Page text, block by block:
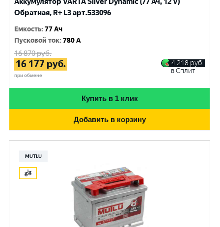
Обратная, R+ L3 арт.533096
Емкость:77 Ач
Пусковой ток:780 A
16 870руб.
16 177 руб.
при обмене
4 218 руб.
в Сплит
Купить в 1 клик
Добавить в корзину
MUTLU